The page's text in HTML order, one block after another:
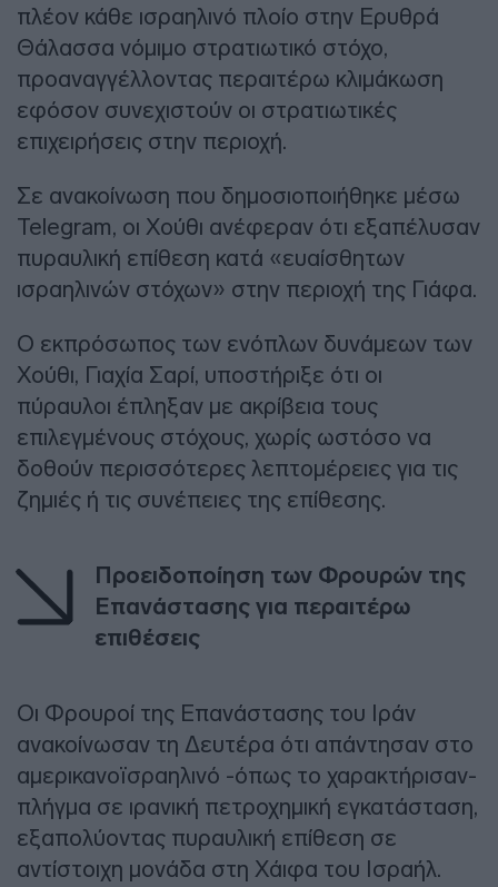
πλέον κάθε ισραηλινό πλοίο στην Ερυθρά
Θάλασσα νόμιμο στρατιωτικό στόχο,
προαναγγέλλοντας περαιτέρω κλιμάκωση
εφόσον συνεχιστούν οι στρατιωτικές
επιχειρήσεις στην περιοχή.
Σε ανακοίνωση που δημοσιοποιήθηκε μέσω
Telegram, οι Χούθι ανέφεραν ότι εξαπέλυσαν
πυραυλική επίθεση κατά «ευαίσθητων
ισραηλινών στόχων» στην περιοχή της Γιάφα.
Ο εκπρόσωπος των ενόπλων δυνάμεων των
Χούθι, Γιαχία Σαρί, υποστήριξε ότι οι
πύραυλοι έπληξαν με ακρίβεια τους
επιλεγμένους στόχους, χωρίς ωστόσο να
δοθούν περισσότερες λεπτομέρειες για τις
ζημιές ή τις συνέπειες της επίθεσης.
Προειδοποίηση των Φρουρών της
Επανάστασης για περαιτέρω
επιθέσεις
Οι Φρουροί της Επανάστασης του Ιράν
ανακοίνωσαν τη Δευτέρα ότι απάντησαν στο
αμερικανοϊσραηλινό -όπως το χαρακτήρισαν-
πλήγμα σε ιρανική πετροχημική εγκατάσταση,
εξαπολύοντας πυραυλική επίθεση σε
αντίστοιχη μονάδα στη Χάιφα του Ισραήλ.